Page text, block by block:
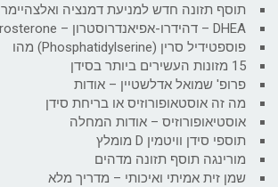
תוסף תזונה חדש למניעת דמנציה ואלצהיימר
DHEA – דהידרו-אפיאנדרוסטרון – Dehydroepiandrosterone
פוספטידיל סרין (Phosphatidylserine) מהו
15 מזונות העשירים ביותר בסידן
פרופ' שמואל אדלשטיין – אודות
מה זה אוסטאופורוזיס או בריחת סידן
אוסטיאופורוזיס – אודות המחלה
תוספי סידן וויטמין D מומלץ
מורינגה תוסף תזונה מדהים
שמן זית אמיתי ואיכותי – מדריך מלא